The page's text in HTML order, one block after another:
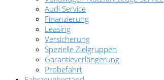
Audi Service
Finanzierung
Leasing
Versicherung
Spezielle Zielgruppen
Garantieverlängerung
Probefahrt